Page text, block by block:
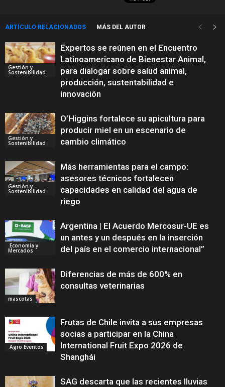
ARTÍCULO RELACIONADOS MÁS DEL AUTOR
Gestión y
Sostenibilidad
Expertos se reúnen en el Encuentro
Latinoamericano de Bienestar Animal,
para dialogar sobre salud animal,
producción, sustentabilidad e
innovación
Gestión y
Sostenibilidad
O’Higgins fortalece su apicultura para
producir miel en un escenario de
cambio climático
Gestión y
Sostenibilidad
Más herramientas para el campo:
asesores técnicos fortalecen
capacidades en calidad del agua de
riego
Economía y
Mercados
Argentina | El Acuerdo Mercosur-UE es
un antes y un después en la inserción
del país en el comercio internacional”
mascotas
Diferencias de más de 600% en
consultas veterinarias
Agro Eventos
Frutas de Chile invita a sus empresas
socias a participar en la China
International Fruit Expo 2026 de
Shanghái
SAG descarta que las recientes lluvias